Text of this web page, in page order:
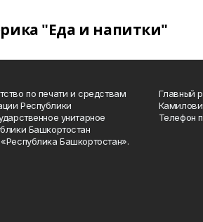
"Еда и напитки"
по печати и средствам
Республики
унитарное
Башкортостан
Башкортостан».
Главный
Телефон